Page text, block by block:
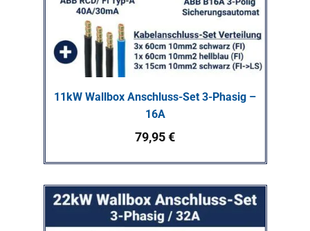
11kW Wallbox Anschluss-Set 3-Phasig –
16A
79,95€